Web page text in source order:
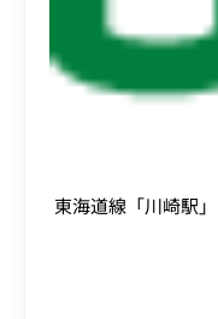
東海道線「川崎駅」